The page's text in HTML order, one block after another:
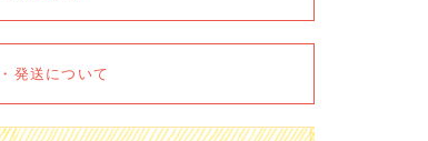
発送について